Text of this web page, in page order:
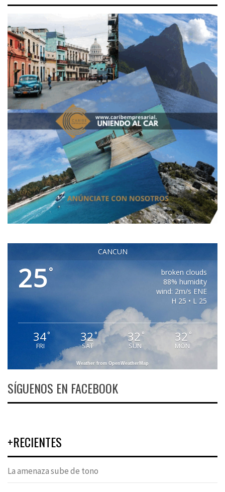
CANCUN
25°
broken clouds
88% humidity
wind: 2m/s ENE
H 25 • L 25
34°
FRI
32°
SAT
32 °
SUN
32 °
MON
Weather from OpenWeatherMap
SÍGUENOS EN FACEBOOK
+RECIENTES
La amenaza sube de tono